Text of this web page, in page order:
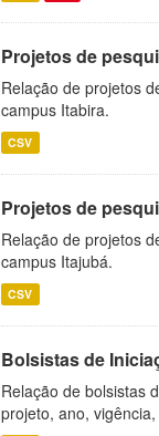
Projetos de
Relação de projetos
campus Itabira.
CSV
Projetos de
Relação de projetos
campus Itajubá.
CSV
Bolsistas de
Relação de bolsistas
projeto, ano,